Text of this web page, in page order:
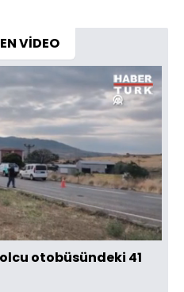
VİDEO
Oynatma
Hızı
otobüsündeki 41